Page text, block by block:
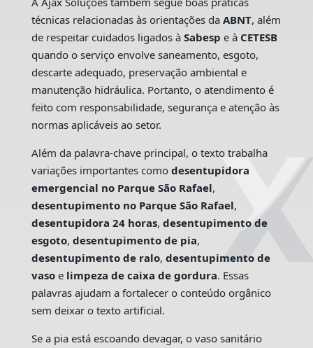
técnicas relacionadas às orientações da ABNT, além
de respeitar cuidados ligados à Sabesp e à CETESB
quando o serviço envolve saneamento, esgoto,
descarte adequado, preservação ambiental e
manutenção hidráulica. Portanto, o atendimento é
feito com responsabilidade, segurança e atenção às
normas aplicáveis ao setor.
Além da palavra-chave principal, o texto trabalha
variações importantes como desentupidora
emergencial no Parque São Rafael,
desentupimento no Parque São Rafael,
desentupidora 24 horas, desentupimento de
esgoto, desentupimento de pia,
desentupimento de ralo, desentupimento de
vasoe limpeza de caixa de gordura. Essas
palavras ajudam a fortalecer o conteúdo orgânico
sem deixar o texto artificial.
Se a pia está escoando devagar, o vaso sanitário